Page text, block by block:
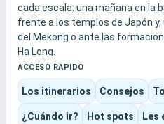
cada escala: una mañana en la
frente a los templos de Japón
del Mekong o ante las
Ha Long.
El viaje se construye a base de
rascacielos, mercados
tropicales, arrozales, pagodas
cocina callejera.
ACCESO RÁPIDO
Los itinerarios Consejos
¿Cuándo ir? Hot spots Les